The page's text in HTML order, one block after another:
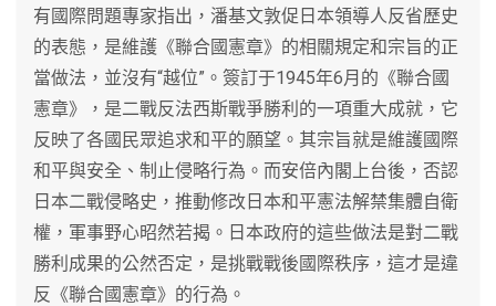
有國際問題專家指出，潘基文敦促日本領導人反省歷史
的表態，是維護《聯合國憲章》的相關規定和宗旨的正
當做法，並沒有“越位”。簽訂于1945年6月的《聯合國
憲章》，是二戰反法西斯戰爭勝利的一項重大成就，它
反映了各國民眾追求和平的願望。其宗旨就是維護國際
和平與安全、制止侵略行為。而安倍內閣上台後，否認
日本二戰侵略史，推動修改日本和平憲法解禁集體自衛
權，軍事野心昭然若揭。日本政府的這些做法是對二戰
勝利成果的公然否定，是挑戰戰後國際秩序，這才是違
反《聯合國憲章》的行為。